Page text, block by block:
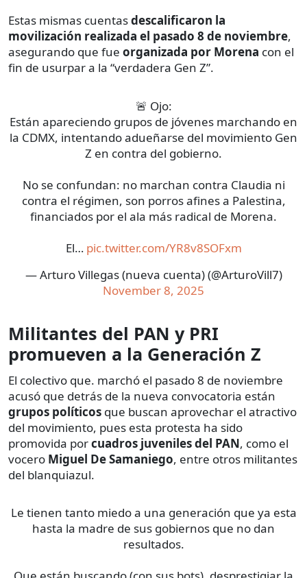
Estas mismas cuentasdescalificaron la
movilización realizada el pasado 8 de noviembre,
asegurando que fue organizada por Morena con el
fin de usurpar a la “verdadera Gen Z”.
🚨 Ojo:
Están apareciendo grupos de jóvenes marchando en
la CDMX, intentando adueñarse del movimiento Gen
Z en contra del gobierno.
No se confundan: no marchan contra Claudia ni
contra el régimen, son porros afines a Palestina,
financiados por el ala más radical de Morena.
El… pic.twitter.com/YR8v8SOFxm
— Arturo Villegas (nueva cuenta) (@ArturoVill7)
November 8, 2025
Militantes del PAN y PRI
promueven a la Generación Z
El colectivo que. marchó el pasado 8 de noviembre
acusó que detrás de la nueva convocatoria están
grupos políticos que buscan aprovechar el atractivo
del movimiento, pues esta protesta ha sido
promovida porcuadros juveniles del PAN, como el
vocero Miguel De Samaniego, entre otros militantes
del blanquiazul.
Le tienen tanto miedo a una generación que ya esta
hasta la madre de sus gobiernos que no dan
resultados.